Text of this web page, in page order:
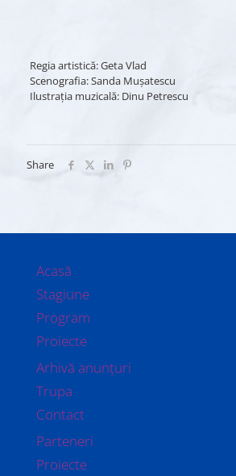
Regia artistică: Geta Vlad
Scenografia: Sanda Muşatescu
Ilustraţia muzicală: Dinu Petrescu
Share
Acasă
Stagiune
Program
Proiecte
Arhivă anunțuri
Trupa
Contact
Parteneri
Proiecte